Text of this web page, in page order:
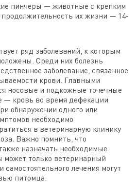
пинчеры — животные с крепким
их жизни — 14-
ряд заболеваний, к которым
Среди них болезнь
заболевание, связанное
крови. Главными
носовые и подкожные точечные
— кровь во время дефекации
обнаружении одного или
необходимо
в ветеринарную клинику
Важно помнить, что
назначать необходимые
может только ветеринарный
лечения могут
питомца.